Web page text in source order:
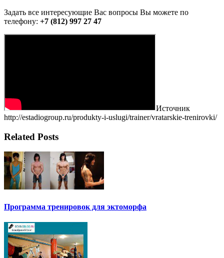
Задать все интересующие Вас вопросы Вы можете по
телефону: +7 (812) 997 27 47
Источник
http://estadiogroup.ru/produkty-i-uslugi/trainer/vratarskie-trenirovki/
Related Posts
Программа тренировок для эктоморфа